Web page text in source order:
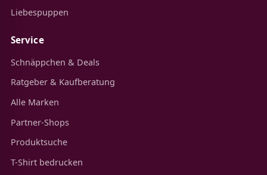
Liebespuppen
Service
Schnäppchen & Deals
Ratgeber & Kaufberatung
Alle Marken
Partner-Shops
Produktsuche
T-Shirt bedrucken